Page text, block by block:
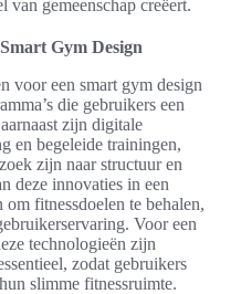
van gemeenschap creëert.
Gym Design
voor een smart gym design
die gebruikers een
zijn digitale
en begeleide trainingen,
zijn naar structuur en
deze innovaties in een
fitnessdoelen te behalen,
Voor een
technologieën zijn
zodat gebruikers
slimme fitnessruimte.